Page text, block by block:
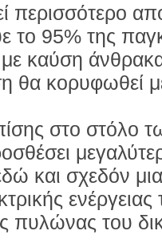
περισσότερο
το 95% της
καύση
θα κορυφωθεί
στο
και σχεδόν
πυλώνας του